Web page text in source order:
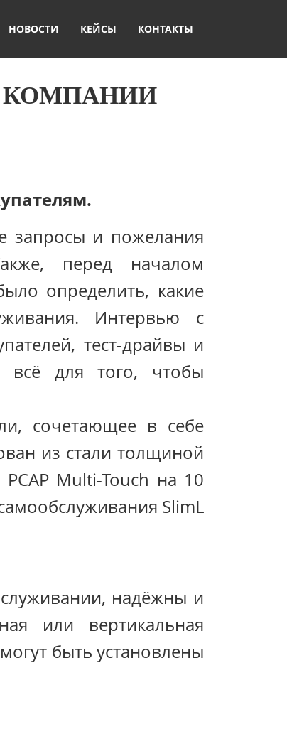
НОВОСТИ КЕЙСЫ КОНТАКТЫ
КОМПАНИИ
запросы и пожелания
перед началом
определить, какие
Интервью с
тест-драйвы и
всё для того, чтобы
сочетающее в себе
из стали толщиной
Multi-Touch на 10
SlimL
надёжны и
или вертикальная
быть установлены